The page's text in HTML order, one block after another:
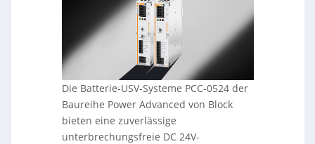
Die Batterie-USV-Systeme PCC-0524 der
Baureihe Power Advanced von Block
bieten eine zuverlässige
unterbrechungsfreie DC 24V-